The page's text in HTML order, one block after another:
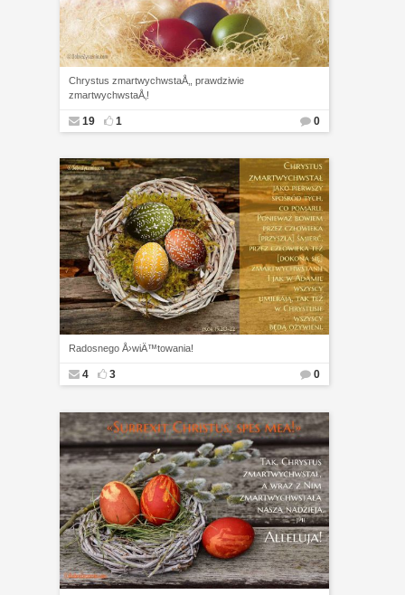
Chrystus zmartwychwstaÅ‚, prawdziwie
zmartwychwstaÅ‚!
19 1 0
Radosnego Å›wiÄ™towania!
4 3 0